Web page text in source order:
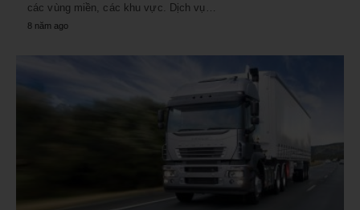
các vùng miền, các khu vực. Dịch vụ…
8 năm ago